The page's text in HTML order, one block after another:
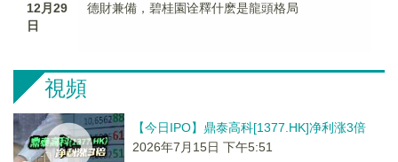
12月29
日
德財兼備，碧桂園诠釋什麽是龍頭格局
視頻
【今日IPO】鼎泰高科[1377.HK]净利涨3倍
2026年7月15日 下午5:51